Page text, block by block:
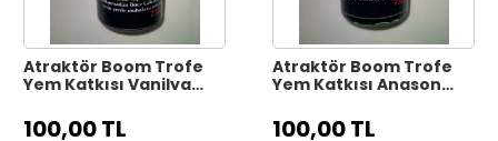
Atraktör Boom Trofe
Yem Katkısı Vanilya
100,00 TL
Atraktör Boom Trofe
Yem Katkısı Anason
100,00 TL